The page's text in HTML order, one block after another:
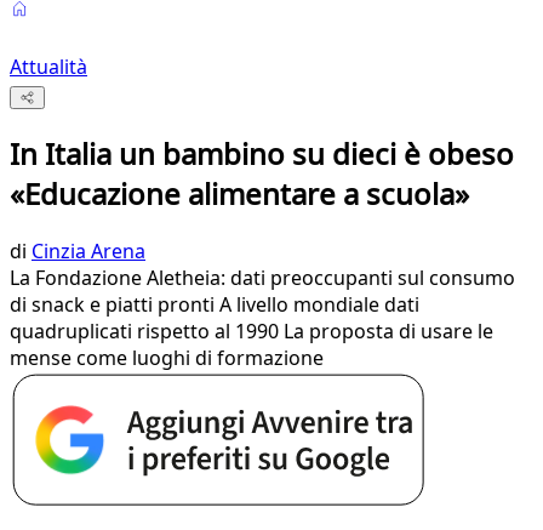
Attualità
In Italia un bambino su dieci è obeso
«Educazione alimentare a scuola»
di Cinzia Arena
La Fondazione Aletheia: dati preoccupanti sul consumo
di snack e piatti pronti A livello mondiale dati
quadruplicati rispetto al 1990 La proposta di usare le
mense come luoghi di formazione